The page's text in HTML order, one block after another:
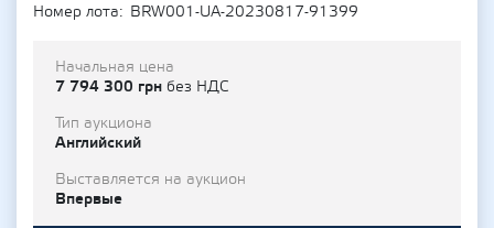
Номер лота
BRW001-UA-20230817-91399
Начальная цена
7 794 300 грн без НДС
Тип аукциона
Английский
Выставляется на аукцион
Впервые